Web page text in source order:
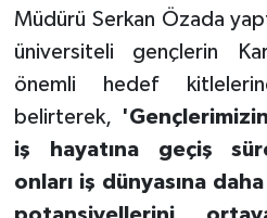
Müdürü Serkan Özada
üniversiteli gençlerin
önemli hedef
belirterek,
iş hayatına geçiş
onları iş dünyasına